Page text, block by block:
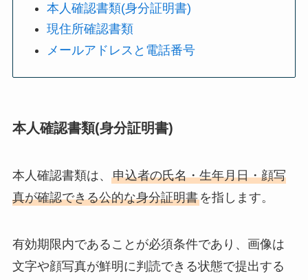
本人確認書類(身分証明書)
現住所確認書類
メールアドレスと電話番号
本人確認書類(身分証明書)
本人確認書類は、 申込者の氏名・生年月日・顔写
真が確認できる公的な身分証明書を指します。
有効期限内であることが必須条件であり、画像は
文字や顔写真が鮮明に判読できる状態で提出する